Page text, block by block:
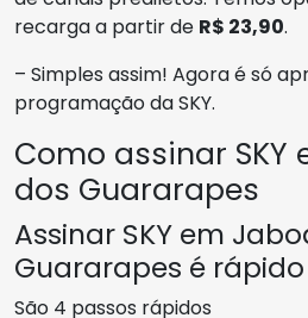
recarga a partir de R$ 23,90.
– Simples assim! Agora é só
programação da SKY.
Como assinar
dos Guararapes
Assinar SKY em
Guararapes é
São 4 passos rápidos